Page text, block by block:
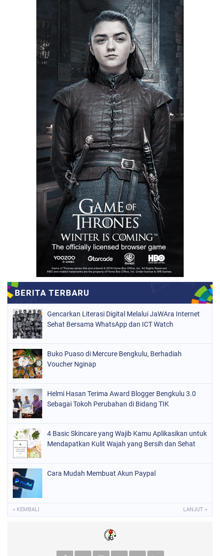
Gencarkan Literasi Digital Melalui JaWAra Internet
Sehat Bersama WhatsApp dan ICT Watch
Buko Puaso di Mercure Bengkulu, Berhadiah
Voucher Nginap
Helmi Hasan Terima Award Blogger Bengkulu 3.0
Sebagai Tokoh Perubahan di Bidang TIK
4 Basic Skincare yang Wajib Kamu Aplikasikan untuk
Mendapatkan Kulit Wajah yang Bersih dan Sehat
Cara Mudah Membuat Akun Paypal
« KEMBALI LANJUT »